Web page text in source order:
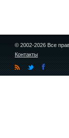
© 2002-2026 Все
Контакты